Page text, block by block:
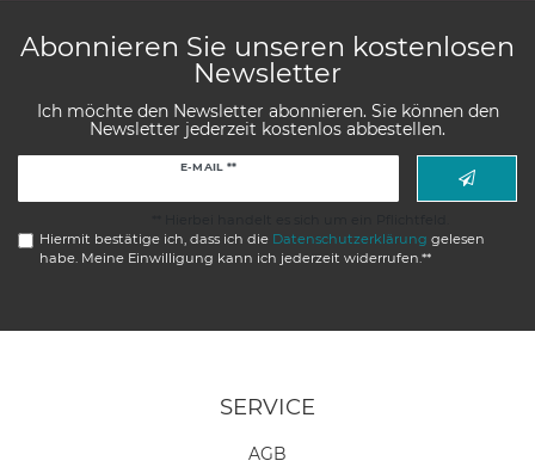
Abonnieren Sie unseren kostenlosen
Newsletter
Ich möchte den Newsletter abonnieren. Sie können den
Newsletter jederzeit kostenlos abbestellen.
E-MAIL **
Hiermit bestätige ich, dass ich die Daten­schutz­erklärung gelesen
habe. Meine Einwilligung kann ich jederzeit widerrufen.**
SERVICE
AGB